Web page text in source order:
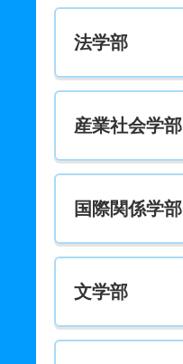
法学部
産業社会学部
国際関係学部
文学部